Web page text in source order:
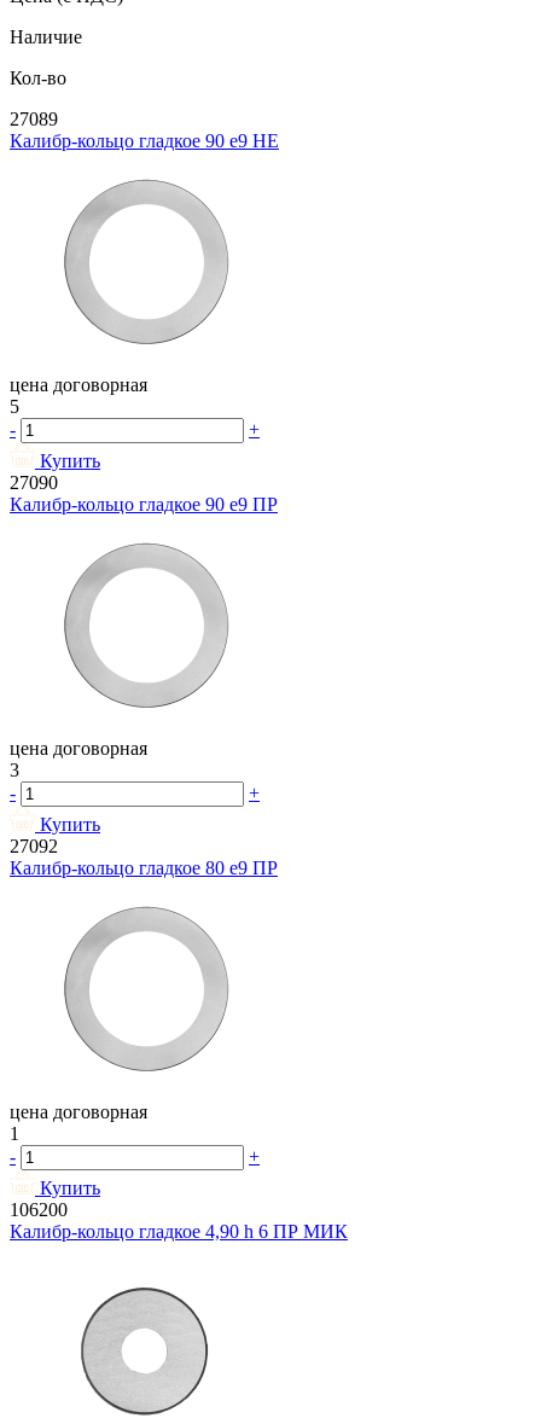
Наличие
Кол-во
27089
Калибр-кольцо гладкое 90 e9 НЕ
цена договорная
5
-
+
Купить
27090
Калибр-кольцо гладкое 90 e9 ПР
цена договорная
3
-
+
Купить
27092
Калибр-кольцо гладкое 80 e9 ПР
цена договорная
1
-
+
Купить
106200
Калибр-кольцо гладкое 4,90 h 6 ПР МИК